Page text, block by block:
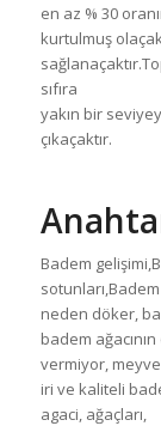
en az % 30
kurtulmuş
sıfıra
yakın bir
çıkaçaktır.
Badem
neden döker,
badem
vermiyor,
iri ve kaliteli
agaci, ağaçları,